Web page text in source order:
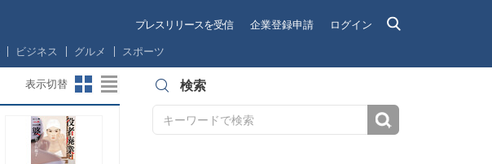
プレスリリースを受信 企業登録申請 ログイン
ビジネス グルメ スポーツ
表示切替 検索